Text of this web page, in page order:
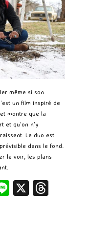
même si son
un film inspiré de
montre que la
et qu’on n’y
Le duo est
dans le fond.
le voir, les plans
Li X